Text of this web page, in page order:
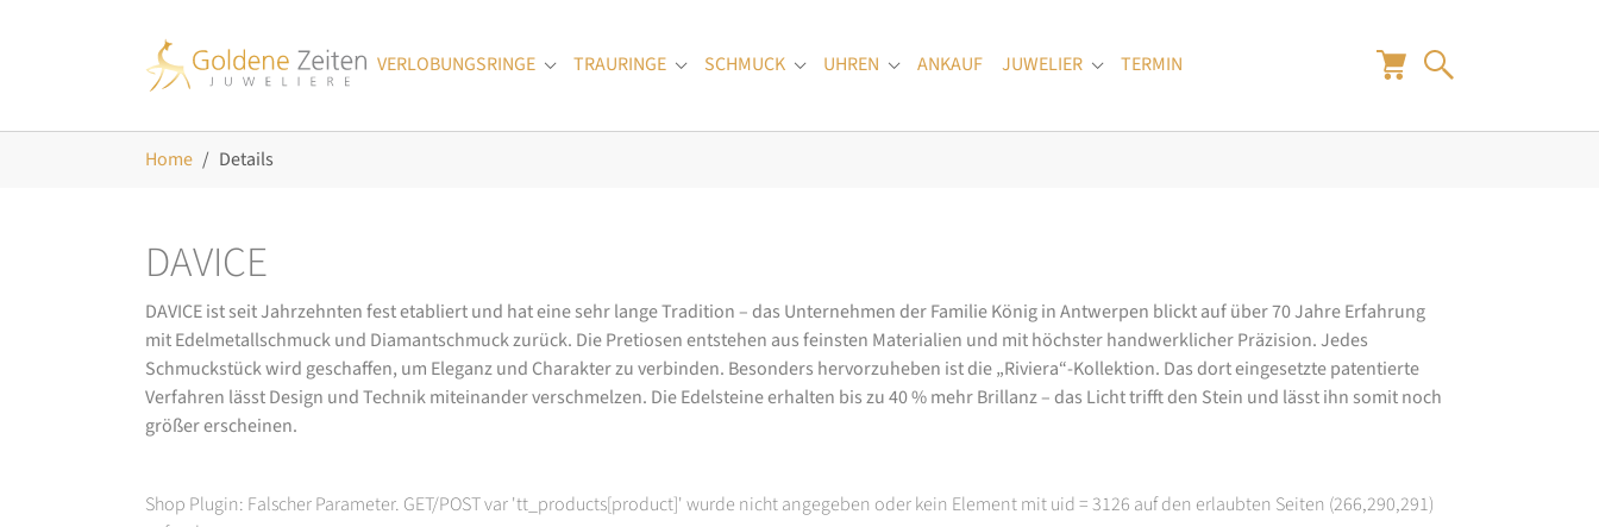
VERLOBUNGSRINGE
Submenu for "Verlobungsringe"
TRAURINGE Submenu for "Trauringe"
SCHMUCK Submenu for "Schmuck"
UHREN Submenu for "Uhren"
ANKAUF JUWELIER Submenu for "Juwelier"
TERMIN
Home Details
DAVICE
DAVICE ist seit Jahrzehnten fest etabliert und hat eine sehr lange Tradition – das Unternehmen der Familie König in Antwerpen blickt auf über 70 Jahre Erfahrung
mit Edelmetallschmuck und Diamantschmuck zurück. Die Pretiosen entstehen aus feinsten Materialien und mit höchster handwerklicher Präzision. Jedes
Schmuckstück wird geschaffen, um Eleganz und Charakter zu verbinden. Besonders hervorzuheben ist die „Riviera“-Kollektion. Das dort eingesetzte patentierte
Verfahren lässt Design und Technik miteinander verschmelzen. Die Edelsteine erhalten bis zu 40 % mehr Brillanz – das Licht trifft den Stein und lässt ihn somit noch
größer erscheinen.
Shop Plugin: Falscher Parameter. GET/POST var 'tt_products[product]' wurde nicht angegeben oder kein Element mit uid = 3126 auf den erlaubten Seiten (266,290,291)